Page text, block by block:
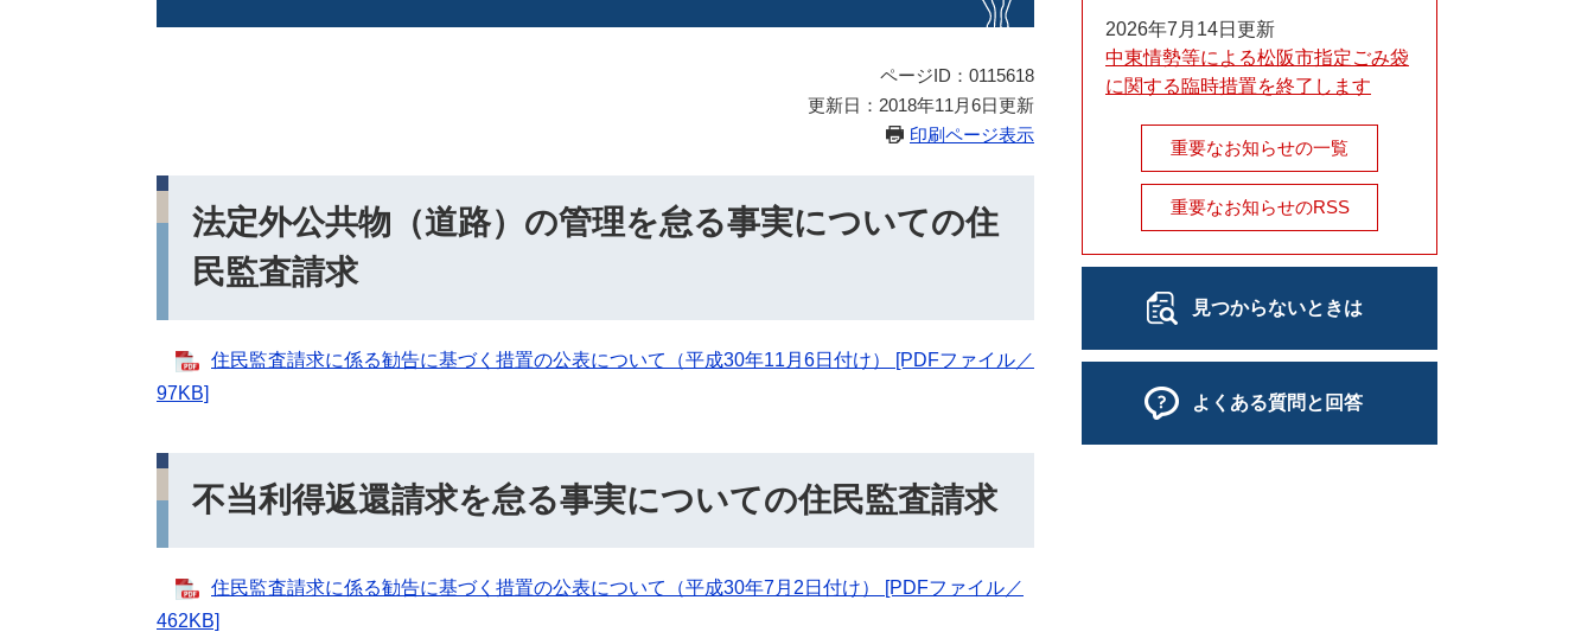
ページID：0115618
更新日：2018年11月6日更新
印刷ページ表示
法定外公共物（道路）の管理を怠る事実についての住
民監査請求
住民監査請求に係る勧告に基づく措置の公表について（平成30年11月6日付け） [PDFファイル／
97KB]
不当利得返還請求を怠る事実についての住民監査請求
住民監査請求に係る勧告に基づく措置の公表について（平成30年7月2日付け） [PDFファイル／
462KB]
2026年7月14日更新
中東情勢等による松阪市指定ごみ袋
に関する臨時措置を終了します
重要なお知らせの一覧
重要なお知らせのRSS
見つからないときは
よくある質問と回答